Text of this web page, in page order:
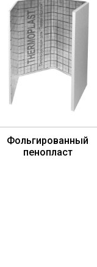
Фольгированный
пенопласт